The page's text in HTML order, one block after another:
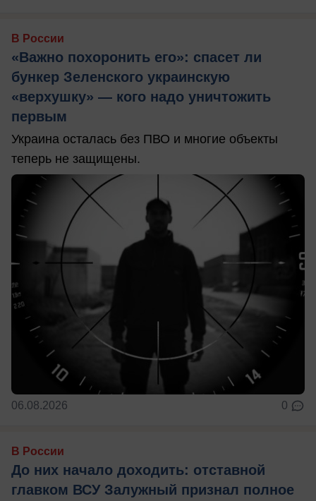
В России
«Важно похоронить его»: спасет ли
бункер Зеленского украинскую
«верхушку» — кого надо уничтожить
первым
Украина осталась без ПВО и многие объекты
теперь не защищены.
06.08.2026 0
В России
До них начало доходить: отставной
главком ВСУ Залужный признал полное